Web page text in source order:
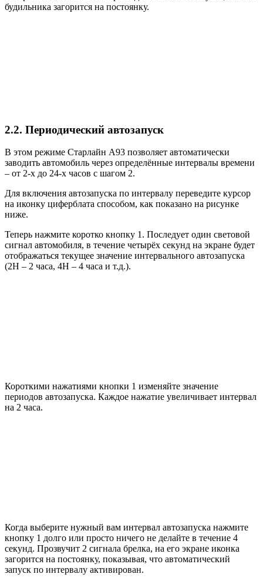
будильника загорится на постоянку.
2.2. Периодический автозапуск
В этом режиме Старлайн А93 позволяет автоматически
заводить автомобиль через определённые интервалы времени
– от 2-х до 24-х часов с шагом 2.
Для включения автозапуска по интервалу переведите курсор
на иконку циферблата способом, как показано на рисунке
ниже.
Теперь нажмите коротко кнопку 1. Последует один световой
сигнал автомобиля, в течение четырёх секунд на экране будет
отображаться текущее значение интервального автозапуска
(2H – 2 часа, 4H – 4 часа и т.д.).
Короткими нажатиями кнопки 1 изменяйте значение
периодов автозапуска. Каждое нажатие увеличивает интервал
на 2 часа.
Когда выберите нужный вам интервал автозапуска нажмите
кнопку 1 долго или просто ничего не делайте в течение 4
секунд. Прозвучит 2 сигнала брелка, на его экране иконка
загорится на постоянку, показывая, что автоматический
запуск по интервалу активирован.